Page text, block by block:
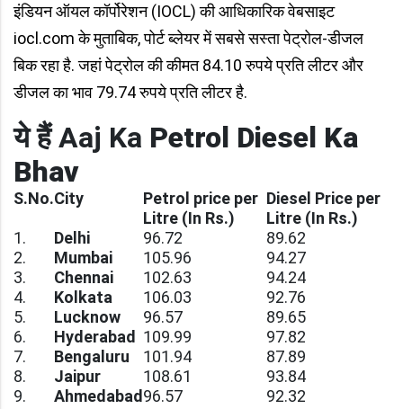
इंडियन ऑयल कॉर्पोरेशन (IOCL) की आधिकारिक वेबसाइट
iocl.com के मुताबिक, पोर्ट ब्लेयर में सबसे सस्ता पेट्रोल-डीजल
बिक रहा है. जहां पेट्रोल की कीमत 84.10 रुपये प्रति लीटर और
डीजल का भाव 79.74 रुपये प्रति लीटर है.
ये हैं Aaj Ka Petrol Diesel Ka
Bhav
S.No.City
Petrol price per
Litre (In Rs.)
Diesel Price per
Litre (In Rs.)
1.
Delhi 96.72
89.62
2.
Mumbai 105.96
94.27
3.
Chennai 102.63
94.24
4.
Kolkata 106.03
92.76
5.
Lucknow 96.57
89.65
6.
Hyderabad 109.99
97.82
7.
Bengaluru 101.94
87.89
8.
Jaipur 108.61
93.84
9.
Ahmedabad96.57
92.32